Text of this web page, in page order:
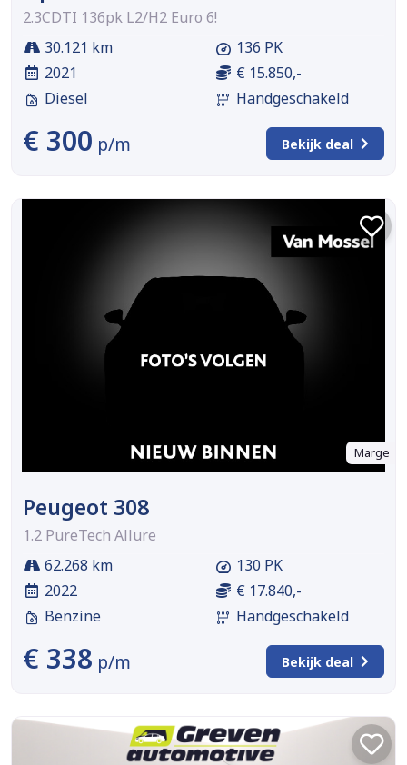
2.3CDTI 136pk L2/H2 Euro 6!
30.121 km
2021
Diesel
136 PK
€ 15.850,-
Handgeschakeld
€ 300 p/m Bekijk deal
Marge
Peugeot 308
1.2 PureTech Allure
62.268 km
2022
Benzine
130 PK
€ 17.840,-
Handgeschakeld
€ 338 p/m Bekijk deal